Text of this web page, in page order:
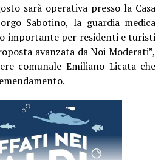
sarà operativa presso la Casa
Sabotino, la guardia medica
importante per residenti e turisti
avanzata da Noi Moderati”,
comunale Emiliano Licata che